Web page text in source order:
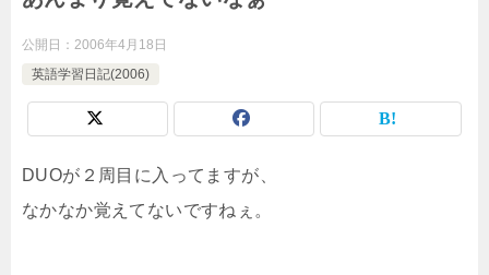
公開日： 2006年4月18日
英語学習日記(2006)
DUOが２周目に入ってますが、
なかなか覚えてないですねぇ。